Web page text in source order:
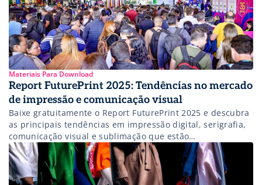
Materiais Para Download
Report FuturePrint 2025: Tendências no mercado
de impressão e comunicação visual
Baixe gratuitamente o Report FuturePrint 2025 e descubra
as principais tendências em impressão digital, serigrafia,
comunicação visual e sublimação que estão
transformando o mercado. Conteúdo exclusivo para
profissionais que buscam inovação no setor gráfico.